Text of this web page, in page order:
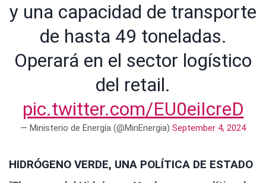
y una capacidad de transporte
de hasta 49 toneladas.
Operará en el sector logístico
del retail.
pic.twitter.com/EU0eiIcreD
— Ministerio de Energía (@MinEnergia) September 4, 2024
HIDRÓGENO VERDE, UNA POLÍTICA DE ESTADO